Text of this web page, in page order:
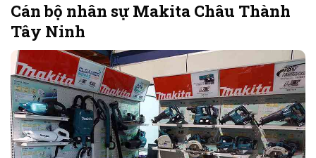
Cán bộ nhân sự Makita Châu Thành
Tây Ninh